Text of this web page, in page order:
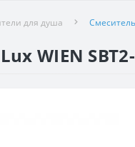
для душа
WIEN